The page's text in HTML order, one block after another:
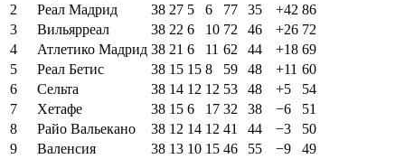
2
Реал Мадрид 38 27 5 6 77 35 +42 86
3
Вильярреал 38 22 6 10 72 46 +26 72
4
Атлетико Мадрид 38 21 6 11 62 44 +18 69
5
Реал Бетис 38 15 15 8 59 48 +11 60
6
Сельта 38 14 12 12 53 48 +5
54
7
Хетафе 38 15 6 17 32 38 −6
51
8
Райо Вальекано 38 12 14 12 41 44 −3
50
9
Валенсия 38 13 10 15 46 55 −9
49